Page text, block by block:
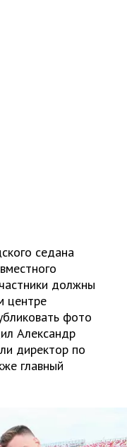
седана
должны
центре
фото
Александр
директор по
главный